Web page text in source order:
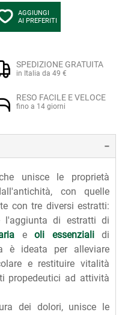
AGGIUNGI
AI PREFERITI
SPEDIZIONE GRATUITA
in Italia da 49 €
RESO FACILE E VELOCE
fino a 14 giorni
unisce le proprietà
con quelle
con tre diversi estratti:
l'aggiunta di estratti di
eoli essenzialidi
è ideata per alleviare
e restituire vitalità
propedeutici ad attività
dei dolori, unisce le